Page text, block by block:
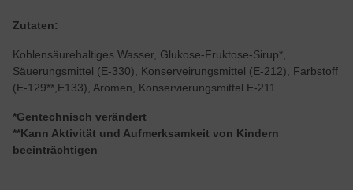
Zutaten:
Kohlensäurehaltiges Wasser, Glukose-Fruktose-Sirup*,
Säuerungsmittel (E-330), Konserveirungsmittel (E-212), Farbstoff
(E-129**,E133), Aromen, Konservierungsmittel E-211.
*Gentechnisch verändert
**Kann Aktivität und Aufmerksamkeit von Kindern
beeinträchtigen